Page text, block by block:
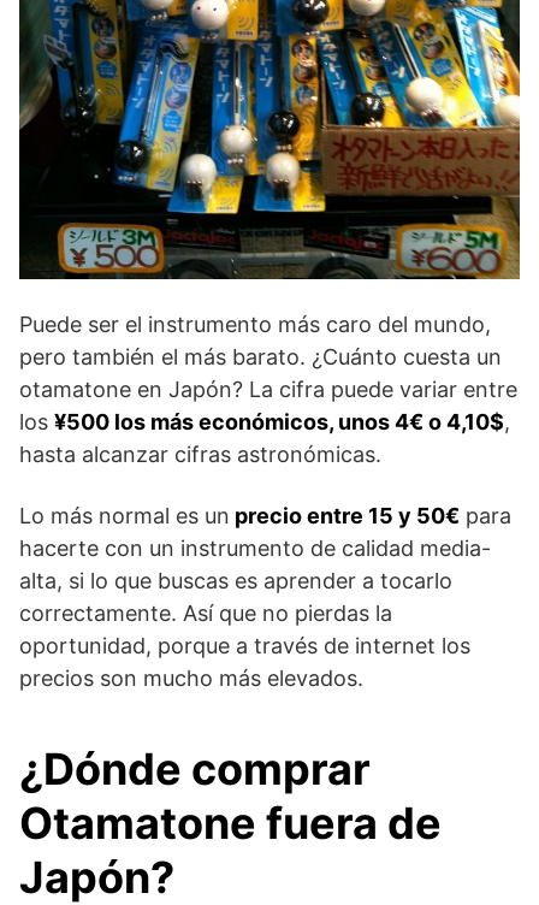
Puede ser el instrumento más caro del mundo,
pero también el más barato. ¿Cuánto cuesta un
otamatone en Japón? La cifra puede variar entre
los ¥500 los más económicos, unos 4€ o 4,10$,
hasta alcanzar cifras astronómicas.
Lo más normal es un precio entre 15 y 50€ para
hacerte con un instrumento de calidad media-
alta, si lo que buscas es aprender a tocarlo
correctamente. Así que no pierdas la
oportunidad, porque a través de internet los
precios son mucho más elevados.
¿Dónde comprar
Otamatone fuera de
Japón?